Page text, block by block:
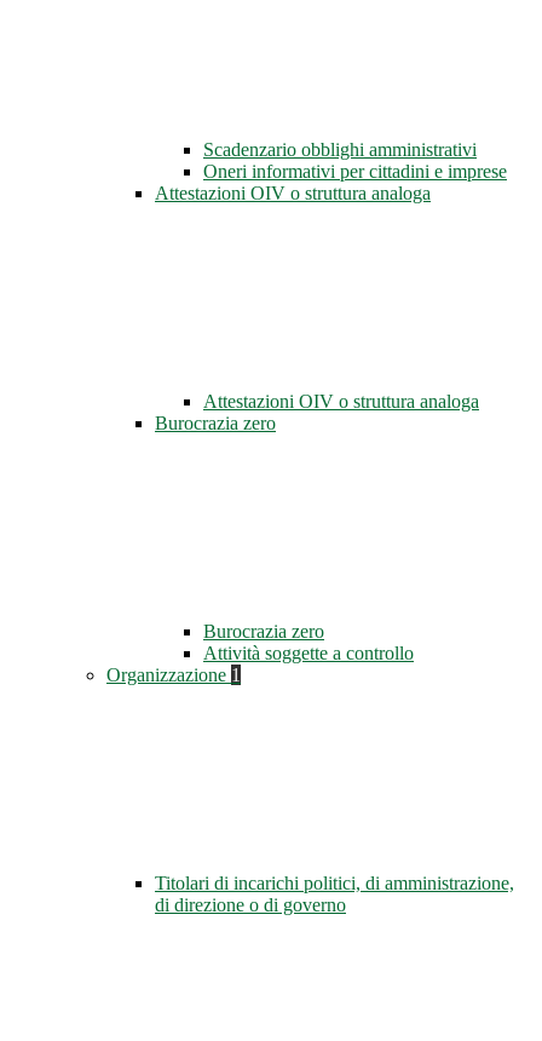
Scadenzario obblighi amministrativi
Oneri informativi per cittadini e imprese
Attestazioni OIV o struttura analoga
Attestazioni OIV o struttura analoga
Burocrazia zero
Burocrazia zero
Attività soggette a controllo
Organizzazione 1
Titolari di incarichi politici, di amministrazione,
di direzione o di governo